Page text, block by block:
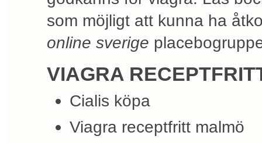
som möjligt att kunna ha
online sverige
VIAGRA
Cialis köpa
Viagra receptfritt malmö